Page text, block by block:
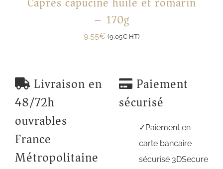
– 170g
9,55€ (9,05€ HT)
Livraison en
48/72h
ouvrables
France
Métropolitaine
Paiement
sécurisé
Paiement en
carte bancaire
sécurisé 3DSecure